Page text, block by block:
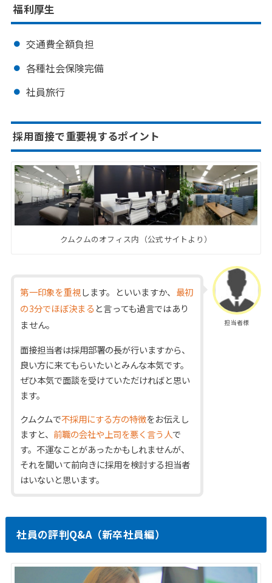
福利厚生
交通費全額負担
各種社会保険完備
社員旅行
採用面接で重要視するポイント
クムクムのオフィス内（公式サイトより）
担当者様
第一印象を重視します。といいますか、 最初
の3分でほぼ決まる と言っても過言ではあり
ません。
面接担当者は採用部署の長が行いますから、
良い方に来てもらいたいとみんな本気です。
ぜひ本気で面談を受けていただければと思い
ます。
クムクムで不採用にする方の特徴をお伝えし
ますと、 前職の会社や上司を悪く言う人で
す。不運なことがあったかもしれませんが、
それを聞いて前向きに採用を検討する担当者
はいないと思います。
社員の評判Q&A（新卒社員編）